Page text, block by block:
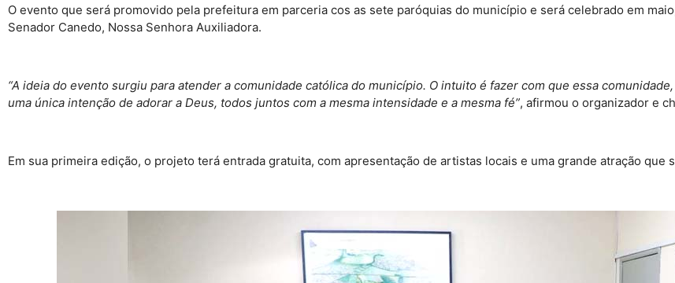
O evento que será promovido pela prefeitura em parceria cos as sete paróquias do município e será celebrado em
Senador Canedo, Nossa Senhora Auxiliadora.
“A ideia do evento surgiu para atender a comunidade católica do município. O intuito é fazer com que essa
uma única intenção de adorar a Deus, todos juntos com a mesma intensidade e a mesma fé”, afirmou o organizador e
Em sua primeira edição, o projeto terá entrada gratuita, com apresentação de artistas locais e uma grande atração que